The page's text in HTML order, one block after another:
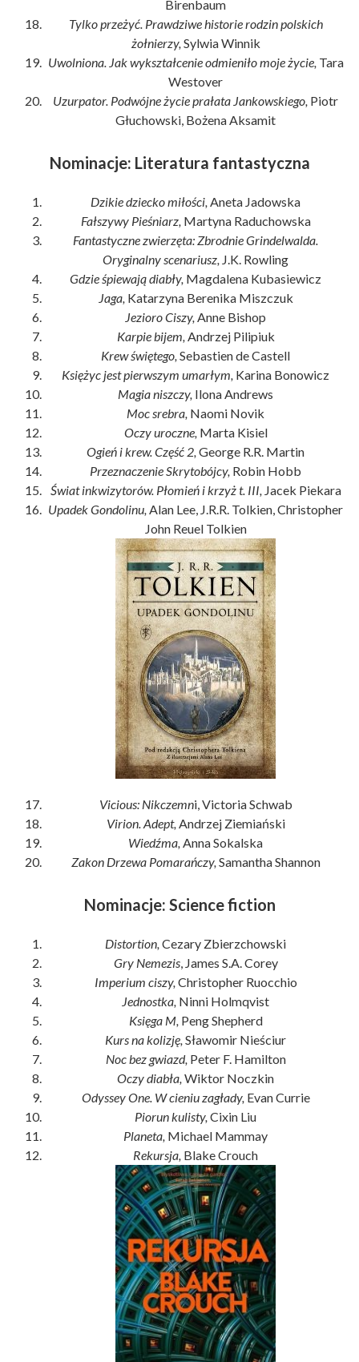
Birenbaum
Tylko przeżyć. Prawdziwe historie rodzin polskich
żołnierzy, Sylwia Winnik
Uwolniona. Jak wykształcenie odmieniło moje życie, Tara
Westover
Uzurpator. Podwójne życie prałata Jankowskiego, Piotr
Głuchowski, Bożena Aksamit
Nominacje: Literatura fantastyczna
Dzikie dziecko miłości, Aneta Jadowska
Fałszywy Pieśniarz, Martyna Raduchowska
Fantastyczne zwierzęta: Zbrodnie Grindelwalda.
Oryginalny scenariusz, J.K. Rowling
Gdzie śpiewają diabły, Magdalena Kubasiewicz
Jaga, Katarzyna Berenika Miszczuk
Jezioro Ciszy, Anne Bishop
Karpie bijem, Andrzej Pilipiuk
Krew świętego, Sebastien de Castell
Księżyc jest pierwszym umarłym, Karina Bonowicz
Magia niszczy, Ilona Andrews
Moc srebra, Naomi Novik
Oczy uroczne, Marta Kisiel
Ogień i krew. Część 2, George R.R. Martin
Przeznaczenie Skrytobójcy, Robin Hobb
Świat inkwizytorów. Płomień i krzyż t. III, Jacek Piekara
Upadek Gondolinu, Alan Lee, J.R.R. Tolkien, Christopher
John Reuel Tolkien
Vicious: Nikczemni, Victoria Schwab
Virion. Adept, Andrzej Ziemiański
Wiedźma, Anna Sokalska
Zakon Drzewa Pomarańczy, Samantha Shannon
Nominacje: Science fiction
Distortion, Cezary Zbierzchowski
Gry Nemezis, James S.A. Corey
Imperium ciszy, Christopher Ruocchio
Jednostka, Ninni Holmqvist
Księga M, Peng Shepherd
Kurs na kolizję, Sławomir Nieściur
Noc bez gwiazd, Peter F. Hamilton
Oczy diabła, Wiktor Noczkin
Odyssey One. W cieniu zagłady, Evan Currie
Piorun kulisty, Cixin Liu
Planeta, Michael Mammay
Rekursja, Blake Crouch